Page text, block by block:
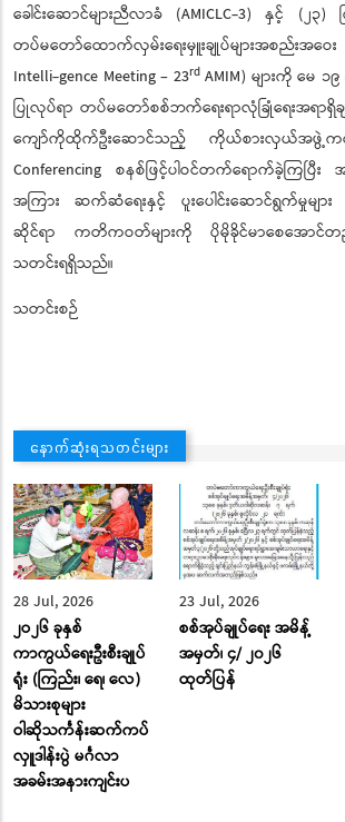
ခေါင်းဆောင်များညီလာခံ (AMICLC-3) နှင့် (၂
တပ်မတော်ထောက်လှမ်းရေးမှူးချုပ်များအစည်းအဝေး
Intelli-gence Meeting – 23rdAMIM) များကို မေ
ပြုလုပ်ရာ တပ်မတော်စစ်ဘက်ရေးရာလုံခြုံရေးအရာရှိ
ကျော်ကိုထိုက်ဦးဆောင်သည့် ကိုယ်စားလှယ်အဖွဲ့ကလ
Conferencing စနစ်ဖြင့်ပါဝင်တက်ရောက်ခဲ့ကြပြီ
အကြား ဆက်ဆံရေးနှင့် ပူးပေါင်းဆောင်ရွက်မှုများ
ဆိုင်ရာ ကတိကဝတ်များကို ပိုမိုခိုင်မာစေအောင်တ
သတင်းရရှိသည်။
သတင်းစဉ်
နောက်ဆုံးရသတင်းများ
28 Jul, 2026
၂ဝ၂၆ ခုနှစ်
ကာကွယ်ရေးဦးစီးချုပ်
ရုံး (ကြည်း၊ ရေ၊ လေ)
မိသားစုများ
ဝါဆိုသင်္ကန်းဆက်ကပ်
လှူဒါန်းပွဲ မင်္ဂလာ
အခမ်းအနားကျင်းပ
23 Jul, 2026
စစ်အုပ်ချုပ်ရေး အမိန့်
အမှတ်၊ ၄/ ၂၀၂၆
ထုတ်ပြန်